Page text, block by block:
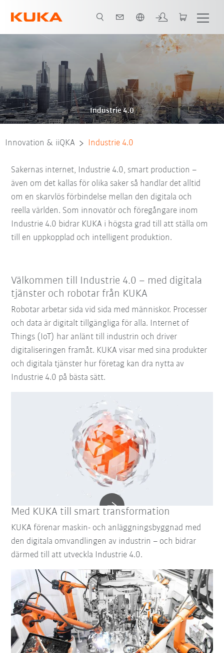
Industrie 4.0
Innovation & iiQKA Industrie 4.0
Sakernas internet, Industrie 4.0, smart production –
även om det kallas för olika saker så handlar det alltid
om en skarvlös förbindelse mellan den digitala och
reella världen. Som innovatör och föregångare inom
Industrie 4.0 bidrar KUKA i högsta grad till att ställa om
till en uppkopplad och intelligent produktion.
Välkommen till Industrie 4.0 – med digitala
tjänster och robotar från KUKA
Robotar arbetar sida vid sida med människor. Processer
och data är digitalt tillgängliga för alla. Internet of
Things (IoT) har anlänt till industrin och driver
digitaliseringen framåt. KUKA visar med sina produkter
och digitala tjänster hur företag kan dra nytta av
Industrie 4.0 på bästa sätt.
Med KUKA till smart transformation
KUKA förenar maskin- och anläggningsbyggnad med
den digitala omvandlingen av industrin – och bidrar
därmed till att utveckla Industrie 4.0.